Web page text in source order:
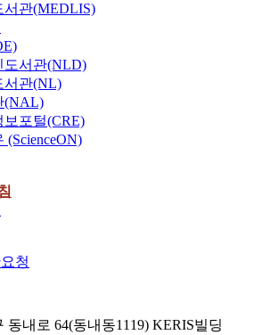
서관(MEDLIS)
도서관(NLD)
서관(NL)
(NAL)
보포털(CRE)
(ScienceON)
청
동내로 64(동내동1119) KERIS빌딩